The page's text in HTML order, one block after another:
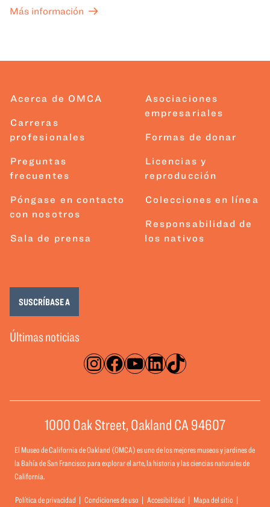
Más información
Acerca de OMCA
Carreras
profesionales
Preguntas
frecuentes
Póngase en contacto
con nosotros
Sala de prensa
Asociaciones
empresariales
Formas de donar
Licencias y
reproducción
Colecciones en línea
Responsabilidad de
los nativos
Instagram
Facebook
YouTube
LinkedIn
TikTok
Últimas noticias
SUSCRÍBASE A
1000 Oak Street, Oakland CA 94607
El Museo de California de Oakland (OMCA) es uno de los mejores museos y jardines de
la Bahía de San Francisco para explorar el arte, la historia y las ciencias naturales de
California.
Política de privacidad Condiciones de uso Accesibilidad Mapa del sitio